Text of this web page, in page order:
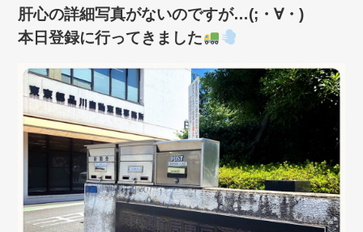
肝心の詳細写真がないのですが…(;・∀・)
本日登録に行ってきました